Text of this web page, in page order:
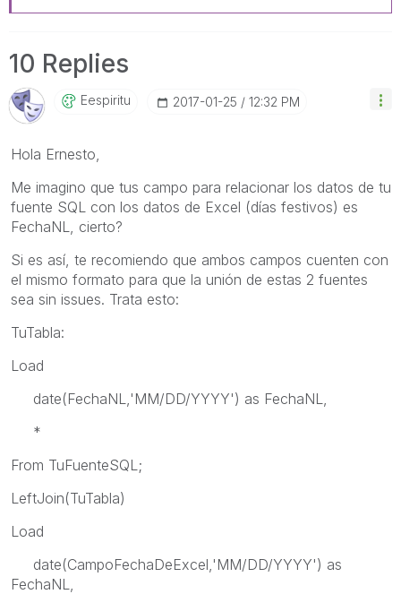
10 Replies
Eespiritu ‎2017-01-25 12:32 PM
Hola Ernesto,
Me imagino que tus campo para relacionar los datos de tu
fuente SQL con los datos de Excel (días festivos) es
FechaNL, cierto?
Si es así, te recomiendo que ambos campos cuenten con
el mismo formato para que la unión de estas 2 fuentes
sea sin issues. Trata esto:
TuTabla:
Load
date(FechaNL,'MM/DD/YYYY') as FechaNL,
*
From TuFuenteSQL;
LeftJoin(TuTabla)
Load
date(CampoFechaDeExcel,'MM/DD/YYYY') as
FechaNL,